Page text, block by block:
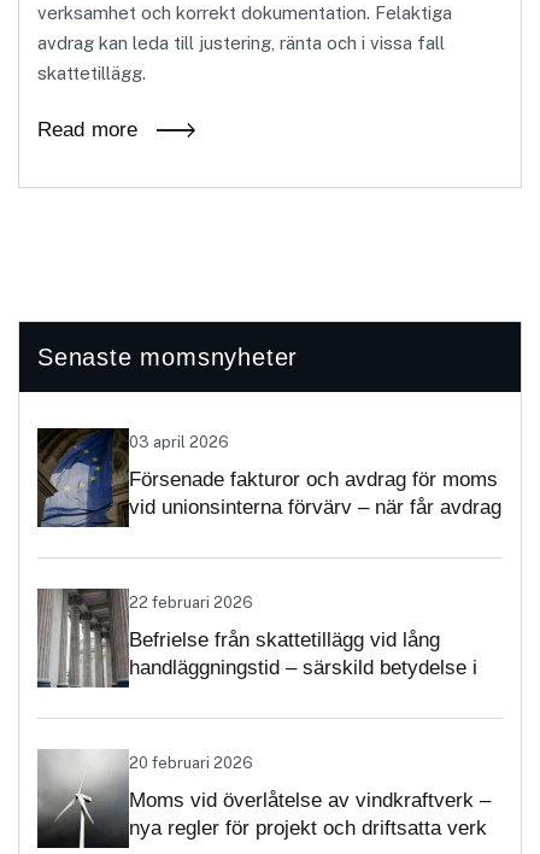
verksamhet och korrekt dokumentation. Felaktiga
avdrag kan leda till justering, ränta och i vissa fall
skattetillägg.
Read more
Senaste momsnyheter
03 april 2026
Försenade fakturor och avdrag för moms
vid unionsinterna förvärv – när får avdrag
22 februari 2026
Befrielse från skattetillägg vid lång
handläggningstid – särskild betydelse i
20 februari 2026
Moms vid överlåtelse av vindkraftverk –
nya regler för projekt och driftsatta verk